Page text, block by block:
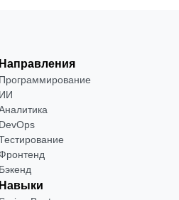
Направления
Программирование
ИИ
DevOps
Бэкенд
Навыки